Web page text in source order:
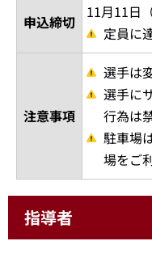
申込締切
11月11日
定員に
注意事項
選手は
選手に
行為は
駐車場
場をご
指導者